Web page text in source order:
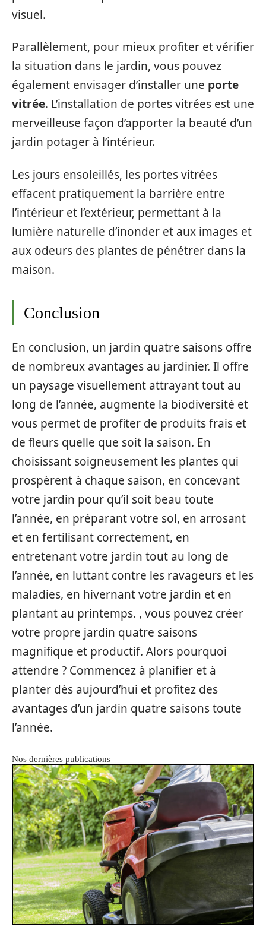
visuel.
Parallèlement, pour mieux profiter et vérifier
la situation dans le jardin, vous pouvez
également envisager d’installer une porte
vitrée. L’installation de portes vitrées est une
merveilleuse façon d’apporter la beauté d’un
jardin potager à l’intérieur.
Les jours ensoleillés, les portes vitrées
effacent pratiquement la barrière entre
l’intérieur et l’extérieur, permettant à la
lumière naturelle d’inonder et aux images et
aux odeurs des plantes de pénétrer dans la
maison.
Conclusion
En conclusion, un jardin quatre saisons offre
de nombreux avantages au jardinier. Il offre
un paysage visuellement attrayant tout au
long de l’année, augmente la biodiversité et
vous permet de profiter de produits frais et
de fleurs quelle que soit la saison. En
choisissant soigneusement les plantes qui
prospèrent à chaque saison, en concevant
votre jardin pour qu’il soit beau toute
l’année, en préparant votre sol, en arrosant
et en fertilisant correctement, en
entretenant votre jardin tout au long de
l’année, en luttant contre les ravageurs et les
maladies, en hivernant votre jardin et en
plantant au printemps. , vous pouvez créer
votre propre jardin quatre saisons
magnifique et productif. Alors pourquoi
attendre ? Commencez à planifier et à
planter dès aujourd’hui et profitez des
avantages d’un jardin quatre saisons toute
l’année.
Nos dernières publications